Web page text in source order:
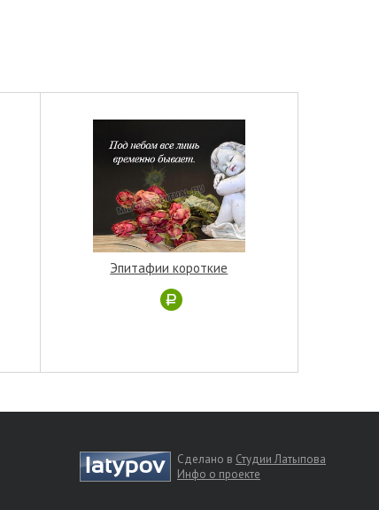
Эпитафии короткие
Сделано в Студии Латыпова
Инфо о проекте